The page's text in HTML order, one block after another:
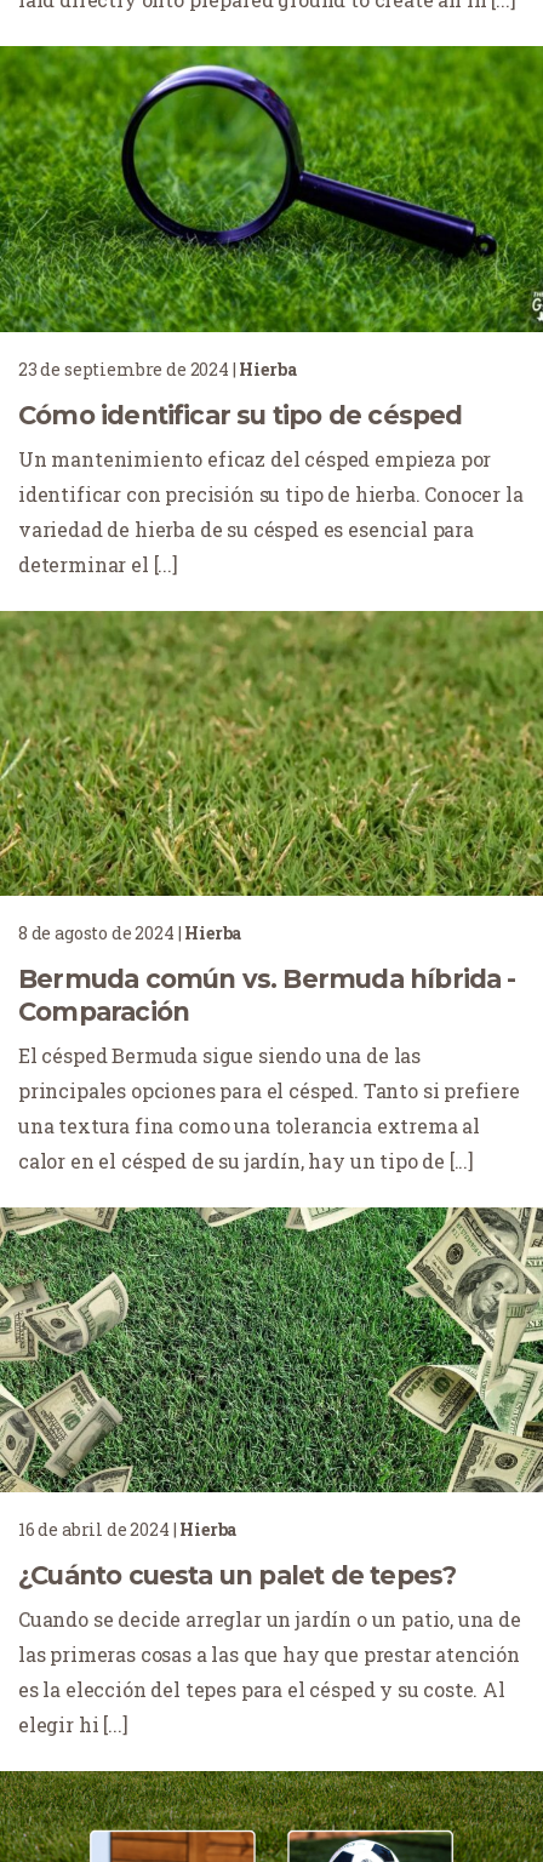
23 de septiembre de 2024 | Hierba
Cómo identificar su tipo de césped
Un mantenimiento eficaz del césped empieza por
identificar con precisión su tipo de hierba. Conocer la
variedad de hierba de su césped es esencial para
determinar el [...]
8 de agosto de 2024 | Hierba
Bermuda común vs. Bermuda híbrida -
Comparación
El césped Bermuda sigue siendo una de las
principales opciones para el césped. Tanto si prefiere
una textura fina como una tolerancia extrema al
calor en el césped de su jardín, hay un tipo de [...]
16 de abril de 2024 | Hierba
¿Cuánto cuesta un palet de tepes?
Cuando se decide arreglar un jardín o un patio, una de
las primeras cosas a las que hay que prestar atención
es la elección del tepes para el césped y su coste. Al
elegir hi [...]